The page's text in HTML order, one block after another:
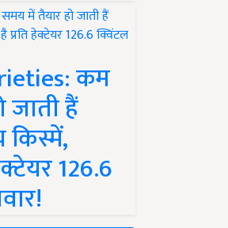
कम
हैं
किस्में,
126.6